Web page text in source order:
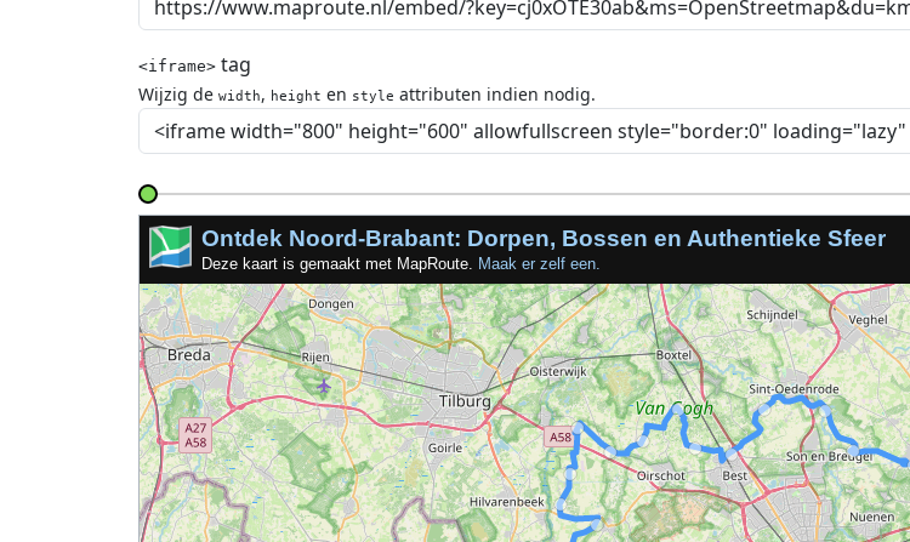
<iframe> tag
Wijzig de width, height en style attributen indien nodig.